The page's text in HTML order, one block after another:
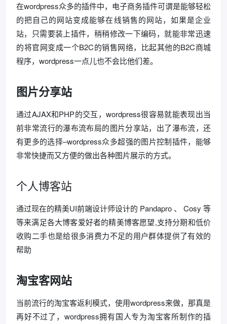
在wordpress众多的插件中，电子商务插件可谓是能够轻松
的把自己的网站变成能够在线销售的网站，如果是企业
站，只需要装上插件，稍稍修改一下编码，就能非常迅速
的将官网变成一个B2C的销售网络，比起其他的B2C商城
程序，wordpress一点儿也不会比他们差。
图片分享站
通过AJAX和PHP的交互，wordpress很容易就能表现出当
前非常流行的瀑布流布局的图片分享站，出了瀑布流，还
有更多的选择–wordpress众多超强的图片控制插件，能够
非常快捷而又方便的做出各种图片展示的方式。
个人博客站
通过现在的精美UI前端设计师设计的 Pandapro 、 Cosy 等
等来满足各大博客爱好者的精美博客愿望,支持分期和低价
收购二手也是给很多消费力不足的用户群体提供了有效的
帮助
淘宝客网站
当前流行的淘宝客返利模式，使用wordpress来做，那真是
再好不过了，wordpress拥有国人专为淘宝客所制作的插